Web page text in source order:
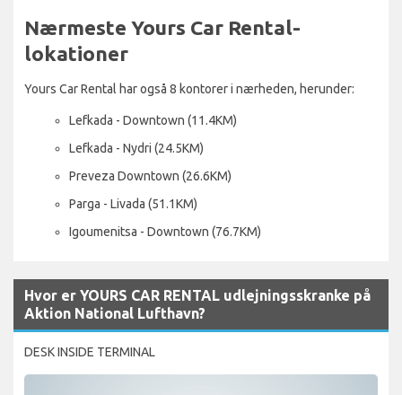
Nærmeste Yours Car Rental-
lokationer
Yours Car Rental har også 8 kontorer i nærheden, herunder:
Lefkada - Downtown (11.4KM)
Lefkada - Nydri (24.5KM)
Preveza Downtown (26.6KM)
Parga - Livada (51.1KM)
Igoumenitsa - Downtown (76.7KM)
Hvor er YOURS CAR RENTAL udlejningsskranke på
Aktion National Lufthavn?
DESK INSIDE TERMINAL